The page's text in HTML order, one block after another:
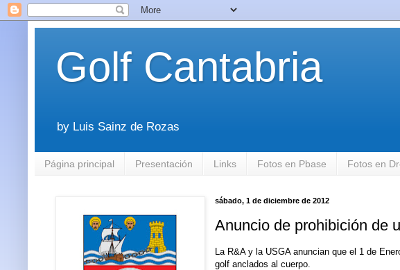
Golf Cantabria
by Luis Sainz de Rozas
Página principal Presentación Links Fotos en Pbase Fotos en
sábado, 1 de diciembre de 2012
Anuncio de prohibición de
La R&A y la USGA anuncian que el 1 de
golf anclados al cuerpo.